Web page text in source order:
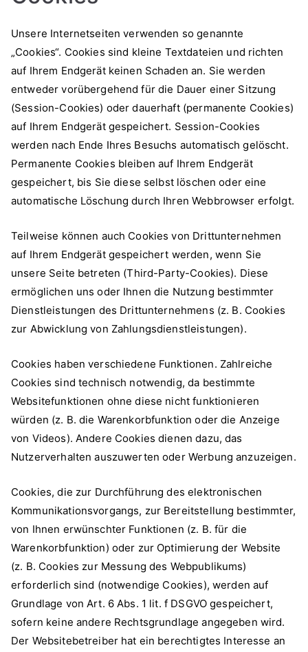
Unsere Internetseiten verwenden so genannte
„Cookies“. Cookies sind kleine Textdateien und richten
auf Ihrem Endgerät keinen Schaden an. Sie werden
entweder vorübergehend für die Dauer einer Sitzung
(Session-Cookies) oder dauerhaft (permanente Cookies)
auf Ihrem Endgerät gespeichert. Session-Cookies
werden nach Ende Ihres Besuchs automatisch gelöscht.
Permanente Cookies bleiben auf Ihrem Endgerät
gespeichert, bis Sie diese selbst löschen oder eine
automatische Löschung durch Ihren Webbrowser erfolgt.
Teilweise können auch Cookies von Drittunternehmen
auf Ihrem Endgerät gespeichert werden, wenn Sie
unsere Seite betreten (Third-Party-Cookies). Diese
ermöglichen uns oder Ihnen die Nutzung bestimmter
Dienstleistungen des Drittunternehmens (z. B. Cookies
zur Abwicklung von Zahlungsdienstleistungen).
Cookies haben verschiedene Funktionen. Zahlreiche
Cookies sind technisch notwendig, da bestimmte
Websitefunktionen ohne diese nicht funktionieren
würden (z. B. die Warenkorbfunktion oder die Anzeige
von Videos). Andere Cookies dienen dazu, das
Nutzerverhalten auszuwerten oder Werbung anzuzeigen.
Cookies, die zur Durchführung des elektronischen
Kommunikationsvorgangs, zur Bereitstellung bestimmter,
von Ihnen erwünschter Funktionen (z. B. für die
Warenkorbfunktion) oder zur Optimierung der Website
(z. B. Cookies zur Messung des Webpublikums)
erforderlich sind (notwendige Cookies), werden auf
Grundlage von Art. 6 Abs. 1 lit. f DSGVO gespeichert,
sofern keine andere Rechtsgrundlage angegeben wird.
Der Websitebetreiber hat ein berechtigtes Interesse an